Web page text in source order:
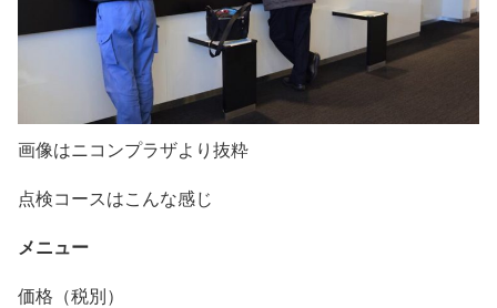
画像はニコンプラザより抜粋
点検コースはこんな感じ
メニュー
価格（税別）